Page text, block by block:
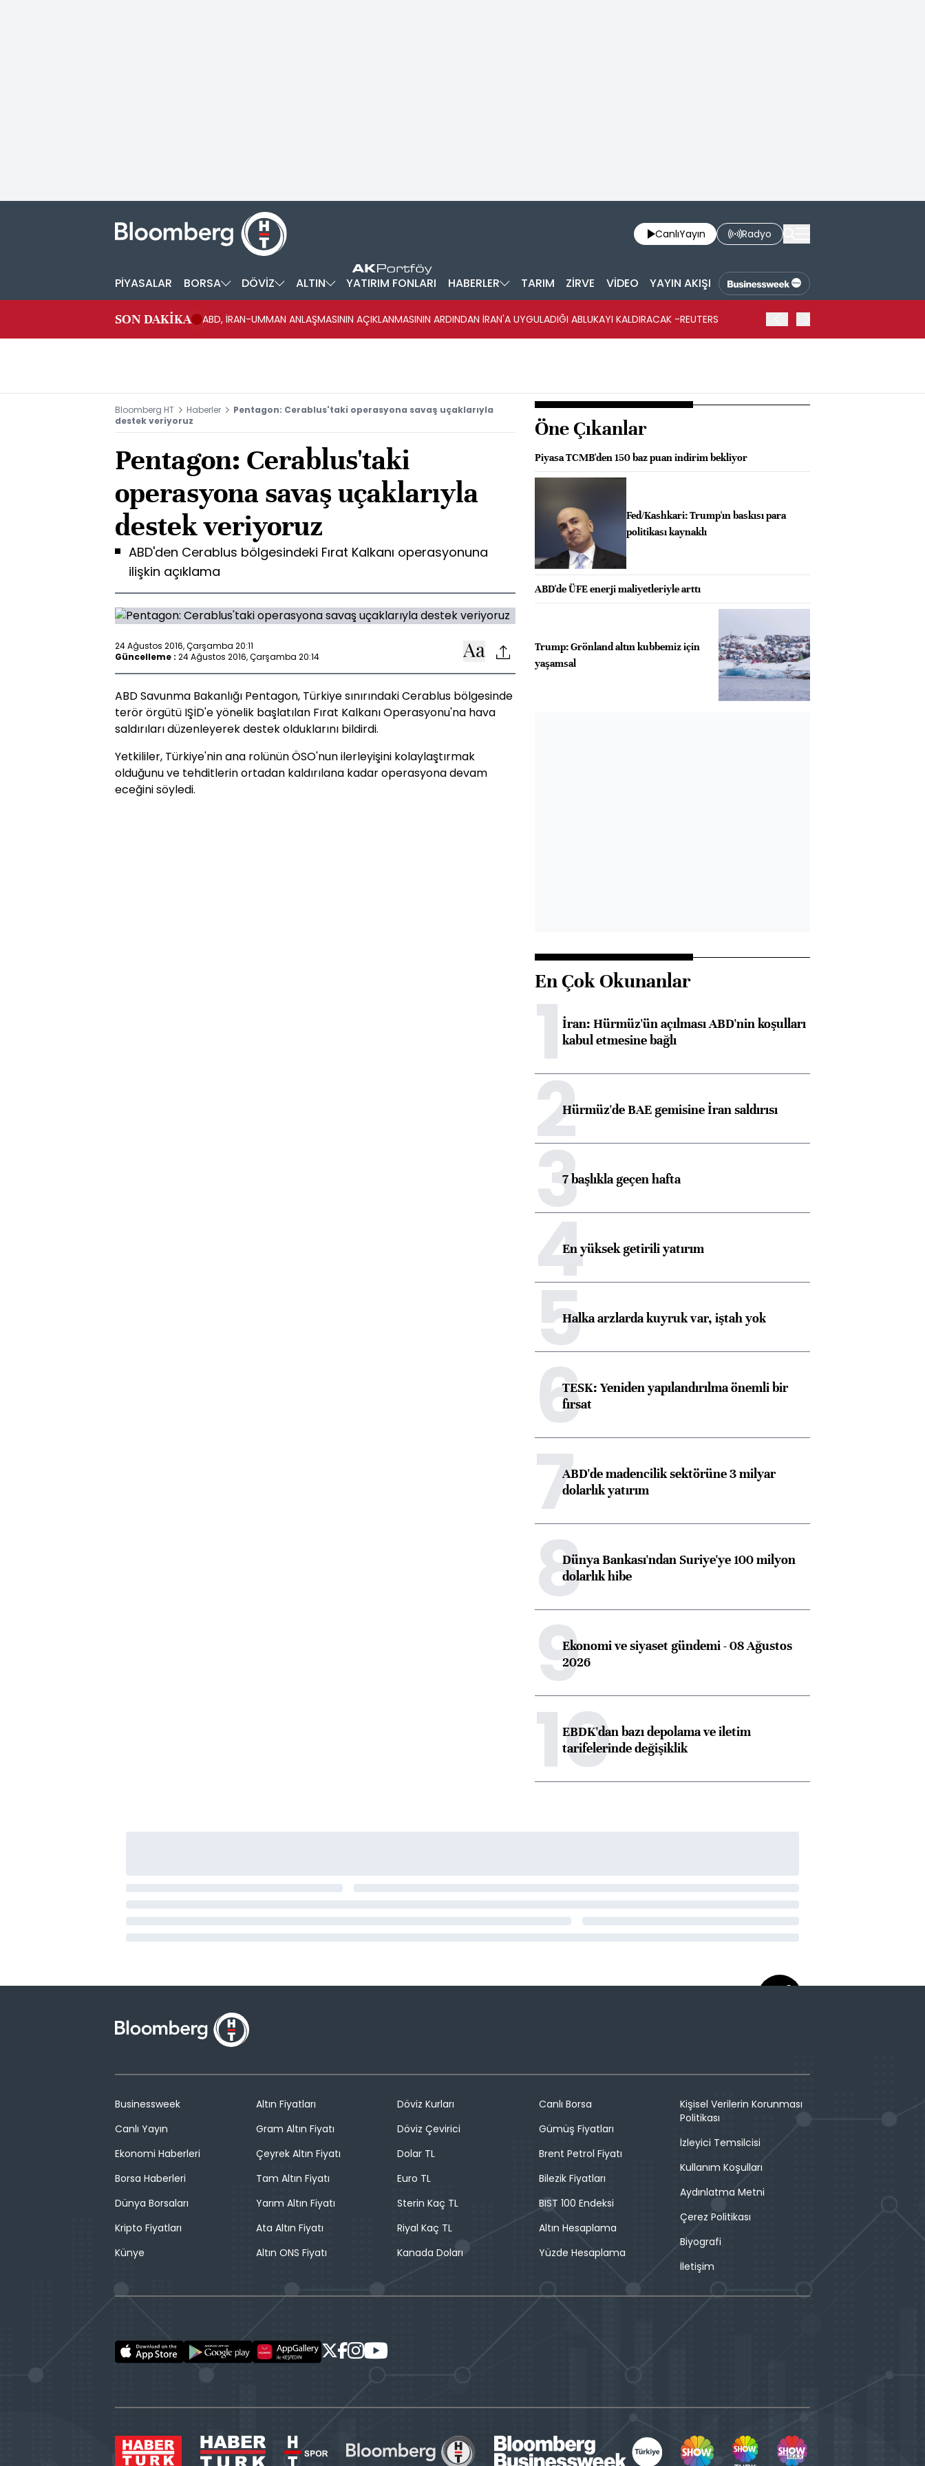
CanlıYayın Radyo
PİYASALAR BORSA DÖVİZ ALTIN YATIRIM FONLARI HABERLER TARIM ZİRVE VİDEO YAYIN AKIŞI
SON DAKİKA ABD, İRAN-UMMAN ANLAŞMASININ AÇIKLANMASININ ARDINDAN İRAN'A UYGULADIĞI ABLUKAYI KALDIRACAK -REUTERS
Bloomberg HT Haberler
Pentagon: Cerablus'taki operasyona savaş uçaklarıyla
destek veriyoruz
Pentagon: Cerablus'taki
operasyona savaş uçaklarıyla
destek veriyoruz
ABD'den Cerablus bölgesindeki Fırat Kalkanı operasyonuna
ilişkin açıklama
24 Ağustos 2016, Çarşamba 20:11
Güncelleme : 24 Ağustos 2016, Çarşamba 20:14
ABD Savunma Bakanlığı Pentagon, Türkiye sınırındaki Cerablus bölgesinde
terör örgütü IŞİD'e yönelik başlatılan Fırat Kalkanı Operasyonu'na hava
saldırıları düzenleyerek destek olduklarını bildirdi.
Yetkililer, Türkiye'nin ana rolünün ÖSO'nun ilerleyişini kolaylaştırmak
olduğunu ve tehditlerin ortadan kaldırılana kadar operasyona devam
eceğini söyledi.
Öne Çıkanlar
Piyasa TCMB'den 150 baz puan indirim bekliyor
Fed/Kashkari: Trump'ın baskısı para
politikası kaynaklı
ABD'de ÜFE enerji maliyetleriyle arttı
Trump: Grönland altın kubbemiz için
yaşamsal
En Çok Okunanlar
1İran: Hürmüz'ün açılması ABD'nin koşulları
kabul etmesine bağlı
2Hürmüz'de BAE gemisine İran saldırısı
37 başlıkla geçen hafta
4En yüksek getirili yatırım
5Halka arzlarda kuyruk var, iştah yok
6TESK: Yeniden yapılandırılma önemli bir
fırsat
7ABD'de madencilik sektörüne 3 milyar
dolarlık yatırım
8Dünya Bankası'ndan Suriye'ye 100 milyon
dolarlık hibe
9Ekonomi ve siyaset gündemi - 08 Ağustos
2026
10
EBDK'dan bazı depolama ve iletim
tarifelerinde değişiklik
Businessweek
Canlı Yayın
Ekonomi Haberleri
Borsa Haberleri
Dünya Borsaları
Kripto Fiyatları
Künye
Altın Fiyatları
Gram Altın Fiyatı
Çeyrek Altın Fiyatı
Tam Altın Fiyatı
Yarım Altın Fiyatı
Ata Altın Fiyatı
Altın ONS Fiyatı
Döviz Kurları
Döviz Çevirici
Dolar TL
Euro TL
Sterin Kaç TL
Riyal Kaç TL
Kanada Doları
Canlı Borsa
Gümüş Fiyatları
Brent Petrol Fiyatı
Bilezik Fiyatları
BIST 100 Endeksi
Altın Hesaplama
Yüzde Hesaplama
Kişisel Verilerin Korunması
Politikası
İzleyici Temsilcisi
Kullanım Koşulları
Aydınlatma Metni
Çerez Politikası
Biyografi
İletişim